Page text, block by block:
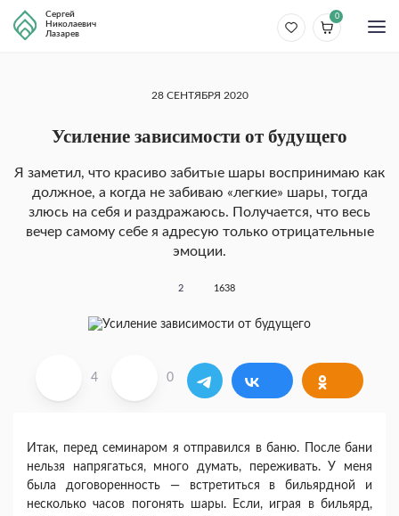
Сергей
Николаевич
Лазарев
0
28 СЕНТЯБРЯ 2020
Усиление зависимости от будущего
Я заметил, что красиво забитые шары воспри­нимаю как
должное, а когда не забиваю «легкие» шары, тогда
злюсь на себя и раздражаюсь. Полу­чается, что весь
вечер самому себе я адресую толь­ко отрицательные
эмоции.
2 1638
4 0
Итак, перед семинаром я отправился в баню. После бани
нельзя напрягаться, много думать, пе­реживать. У меня
была договоренность — встре­титься в бильярдной и
несколько часов погонять шары. Если, играя в бильярд,